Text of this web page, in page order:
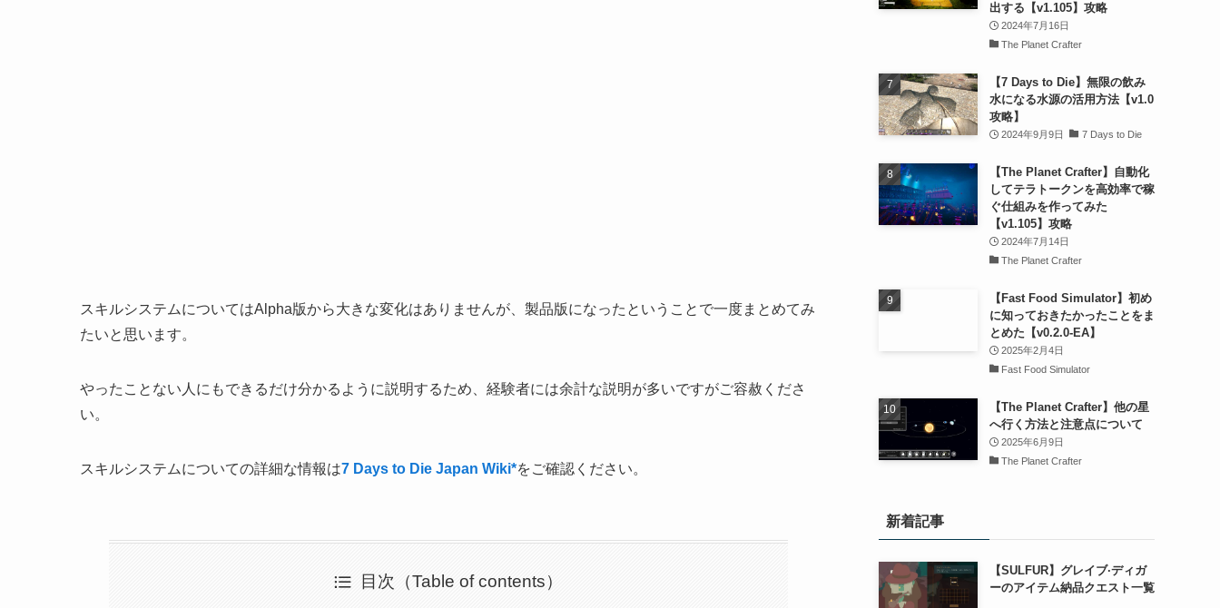
スキルシステムについてはAlpha版から大きな変化はありませんが、製品版になったということで一度まとめてみ
たいと思います。
やったことない人にもできるだけ分かるように説明するため、経験者には余計な説明が多いですがご容赦くださ
い。
スキルシステムについての詳細な情報は7 Days to Die Japan Wiki*をご確認ください。
目次（Table of contents）
出する【v1.105】攻略
2024年7月16日
The Planet Crafter
【7 Days to Die】無限の飲み
水になる水源の活用方法【v1.0
攻略】
2024年9月9日 7 Days to Die
【The Planet Crafter】自動化
してテラトークンを高効率で稼
ぐ仕組みを作ってみた
【v1.105】攻略
2024年7月14日
The Planet Crafter
【Fast Food Simulator】初め
に知っておきたかったことをま
とめた【v0.2.0-EA】
2025年2月4日
Fast Food Simulator
【The Planet Crafter】他の星
へ行く方法と注意点について
2025年6月9日
The Planet Crafter
新着記事
【SULFUR】グレイブ·ディガ
ーのアイテム納品クエスト一覧